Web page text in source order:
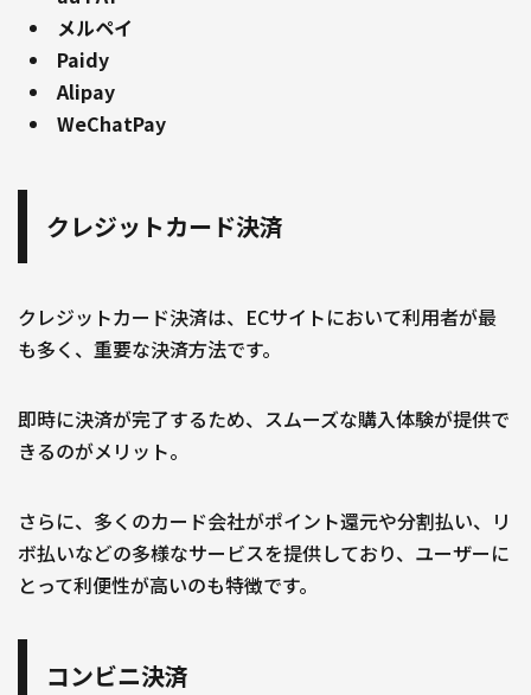
メルペイ
Paidy
Alipay
WeChatPay
クレジットカード決済
クレジットカード決済は、ECサイトにおいて利用者が最
も多く、重要な決済方法です。
即時に決済が完了するため、スムーズな購入体験が提供で
きるのがメリット。
さらに、多くのカード会社がポイント還元や分割払い、リ
ボ払いなどの多様なサービスを提供しており、ユーザーに
とって利便性が高いのも特徴です。
コンビニ決済